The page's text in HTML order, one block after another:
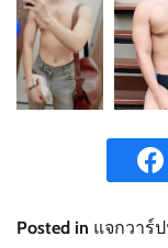
Posted in แจกวาร์